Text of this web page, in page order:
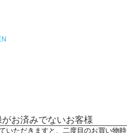
お済みでないお客様
いただきますと、二度目のお買い物時